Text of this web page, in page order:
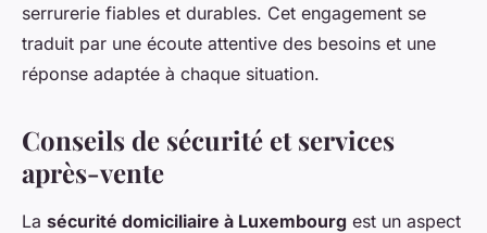
serrurerie fiables et durables. Cet engagement se
traduit par une écoute attentive des besoins et une
réponse adaptée à chaque situation.
Conseils de sécurité et services
après-vente
La sécurité domiciliaire à Luxembourg est un aspect